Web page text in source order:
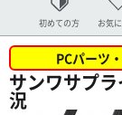
初めての方 お気
PCパーツ
サンワサプ
況